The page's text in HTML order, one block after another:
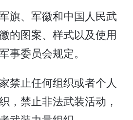
旗、军徽和中国人民武
的图案、样式以及使用
事委员会规定。
止任何组织或者个人
，禁止非法武装活动，